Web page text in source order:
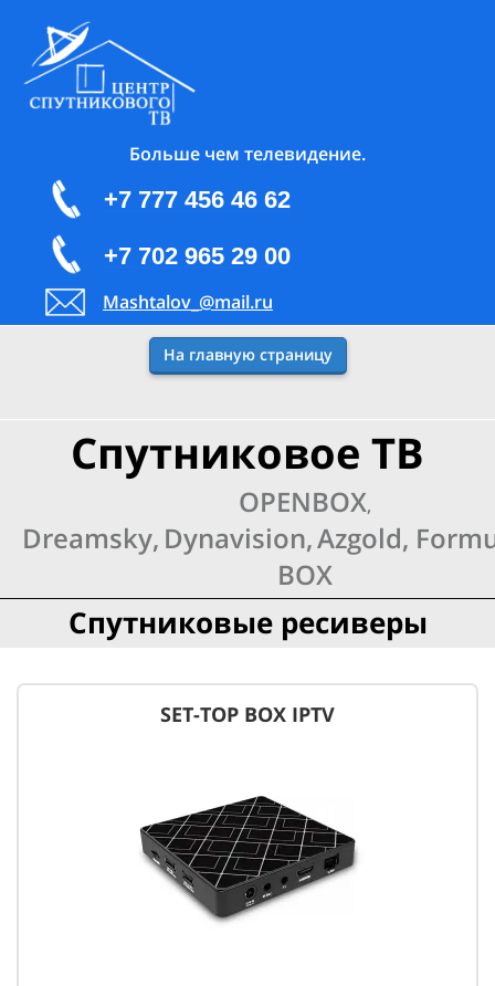
Больше чем телевидение.
+7 777 456 46 62
+7 702 965 29 00
Mashtalov_@mail.ru
На главную страницу
Спутниковое ТВ
OPENBOX,
Dreamsky, Dynavision,Azgold,
BOX
Спутниковые ресиверы
SET-TOP BOX IPTV